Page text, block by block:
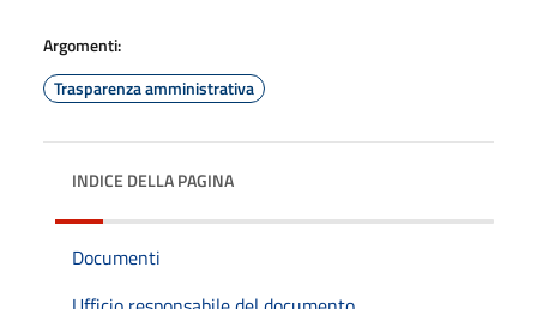
Argomenti:
Trasparenza amministrativa
INDICE DELLA PAGINA
Documenti